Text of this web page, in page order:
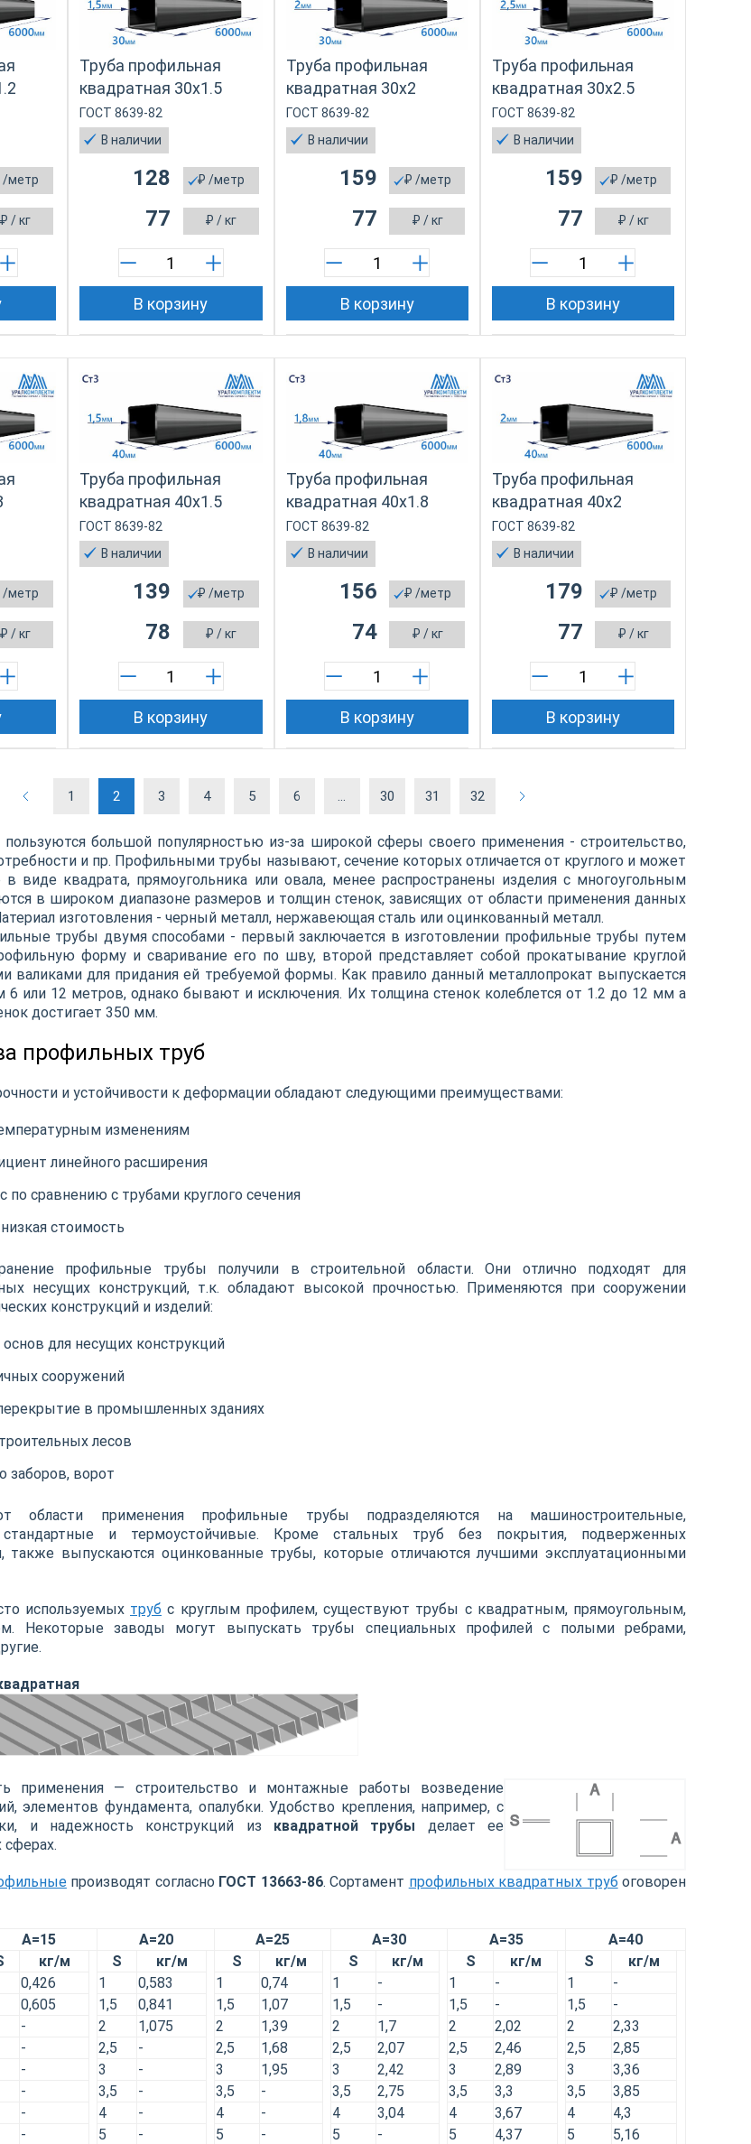
/метр
₽ / кг
Труба профильная
квадратная 30х1.5
ГОСТ 8639-82
В наличии
₽ /метр
128
₽ / кг
77
В корзину
Труба профильная
квадратная 30х2
ГОСТ 8639-82
В наличии
₽ /метр
159
₽ / кг
77
В корзину
Труба профильная
квадратная 30х2.5
ГОСТ 8639-82
В наличии
₽ /метр
159
₽ / кг
77
В корзину
/метр
₽ / кг
Труба профильная
квадратная 40х1.5
ГОСТ 8639-82
В наличии
₽ /метр
139
₽ / кг
78
В корзину
Труба профильная
квадратная 40х1.8
ГОСТ 8639-82
В наличии
₽ /метр
156
₽ / кг
74
В корзину
Труба профильная
квадратная 40х2
ГОСТ 8639-82
В наличии
₽ /метр
179
₽ / кг
77
В корзину
1 2 3 4 5 6 ... 30 31 32
большой популярностью из-за широкой сферы своего применения - строительство,
и пр. Профильными трубы называют, сечение которых отличается от круглого и может
виде квадрата, прямоугольника или овала, менее распространены изделия с многоугольным
в широком диапазоне размеров и толщин стенок, зависящих от области применения данных
изготовления - черный металл, нержавеющая сталь или оцинкованный металл.
трубы двумя способами - первый заключается в изготовлении профильные трубы путем
форму и сваривание его по шву, второй представляет собой прокатывание круглой
валиками для придания ей требуемой формы. Как правило данный металлопрокат выпускается
6 или 12 метров, однако бывают и исключения. Их толщина стенок колеблется от 1.2 до 12 мм а
достигает 350 мм.
профильных труб
и устойчивости к деформации обладают следующими преимуществами:
изменениям
линейного расширения
по сравнению с трубами круглого сечения
стоимость
профильные трубы получили в строительной области. Они отлично подходят для
несущих конструкций, т.к. обладают высокой прочностью. Применяются при сооружении
конструкций и изделий:
основ для несущих конструкций
сооружений
в промышленных зданиях
лесов
заборов, ворот
области применения профильные трубы подразделяются на машиностроительные,
стандартные и термоустойчивые. Кроме стальных труб без покрытия, подверженных
также выпускаются оцинкованные трубы, которые отличаются лучшими эксплуатационными
используемых труб с круглым профилем, существуют трубы с квадратным, прямоугольным,
Некоторые заводы могут выпускать трубы специальных профилей с полыми ребрами,
применения — строительство и монтажные работы возведение
элементов фундамента, опалубки. Удобство крепления, например, с
и надежность конструкций из квадратной трубы делает ее
производят согласно ГОСТ 13663-86. Сортамент профильных квадратных труб оговорен
A=15 A=20 A=25 A=30 A=35
A=40
кг/м S кг/м S кг/м S кг/м S кг/м S
кг/м
0,426 1 0,583 1 0,74 1 - 1 - 1
-
0,605 1,5 0,841 1,5 1,07 1,5 - 1,5 - 1,5
-
- 2 1,075 2 1,39 2 1,7 2 2,02 2
2,33
- 2,5 - 2,5 1,68 2,5 2,07 2,5 2,46 2,5
2,85
- 3 - 3 1,95 3 2,42 3 2,89 3
3,36
- 3,5 - 3,5 - 3,5 2,75 3,5 3,3 3,5
3,85
- 4 - 4 - 4 3,04 4 3,67 4
4,3
- 5 - 5 - 5 - 5 4,37 5 5,16